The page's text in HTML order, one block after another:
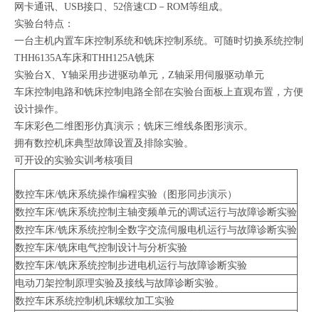
网卡通讯、USB接口、52倍速CD－ROM等组成。
实验台特点：
一台主机内置车床控制系统和铣床控制系统。可随时切换系统控制
THH6135A车床和THH125A铣床
实验台X、Y轴采用步进驱动单元，Z轴采用伺服驱动单元
车床控制电路和铣床控制电路全部在实验台面板上直观布置，方便
设计操作。
车床彩色二维图形仿真演示；铣床三维线条图形演示。
拥有数控机床典型故障设置及排除实验。
可开设的实验实训考核项目
数控车床/铣床系统操作编程实验（图形同步演示）
数控车床/铣床系统控制主轴变频单元的调试运行与故障诊断实验
数控车床/铣床系统控制全数字交流伺服电机运行与故障诊断实验
数控车床/铣床电气控制设计与分析实验
数控车床/铣床系统控制步进电机运行与故障诊断实验
电动刀架控制原理实验及接线与故障诊断实验。
数控车床系统控制机床螺纹加工实验